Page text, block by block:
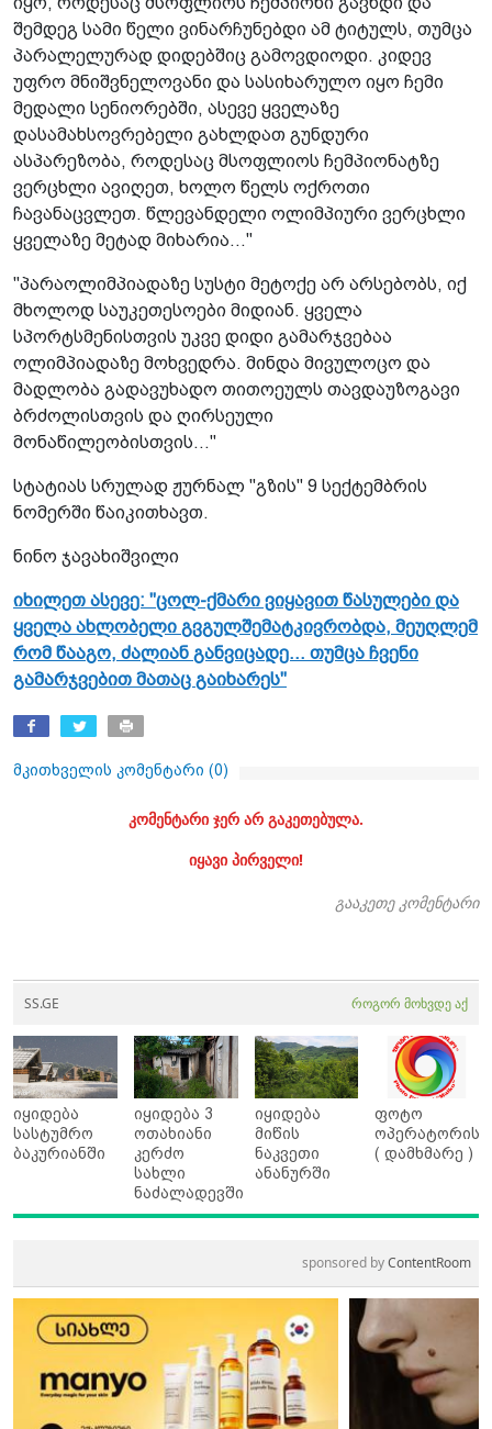
შემდეგ სამი წელი ვინარჩუნებდი ამ ტიტულს, თუმცა
პარალელურად დიდებშიც გამოვდიოდი. კიდევ
უფრო მნიშვნელოვანი და სასიხარულო იყო ჩემი
მედალი სენიორებში, ასევე ყველაზე
დასამახსოვრებელი გახლდათ გუნდური
ასპარეზობა, როდესაც მსოფლიოს ჩემპიონატზე
ვერცხლი ავიღეთ, ხოლო წელს ოქროთი
ჩავანაცვლეთ. წლევანდელი ოლიმპიური ვერცხლი
ყველაზე მეტად მიხარია..."
"პარაოლიმპიადაზე სუსტი მეტოქე არ არსებობს, იქ
მხოლოდ საუკეთესოები მიდიან. ყველა
სპორტსმენისთვის უკვე დიდი გამარჯვებაა
ოლიმპიადაზე მოხვედრა. მინდა მივულოცო და
მადლობა გადავუხადო თითოეულს თავდაუზოგავი
ბრძოლისთვის და ღირსეული
მონაწილეობისთვის..."
სტატიას სრულად ჟურნალ "გზის" 9 სექტემბრის
ნომერში წაიკითხავთ.
ნინო ჯავახიშვილი
იხილეთ ასევე: "ცოლ-ქმარი ვიყავით წასულები და
ყველა ახლობელი გვგულშემატკივრობდა, მეუღლემ
რომ წააგო, ძალიან განვიცადე... თუმცა ჩვენი
გამარჯვებით მათაც გაიხარეს"
მკითხველის კომენტარი (0)
კომენტარი ჯერ არ გაკეთებულა.
იყავი პირველი!
გააკეთე კომენტარი
SS.GE როგორ მოხვდე აქ
იყიდება
სასტუმრო
ბაკურიანში
იყიდება 3
ოთახიანი
კერძო
სახლი
ნაძალადევში
იყიდება
მიწის
ნაკვეთი
ანანურში
ფოტო
ოპერატორის
( დამხმარე )
sponsored byContentRoom